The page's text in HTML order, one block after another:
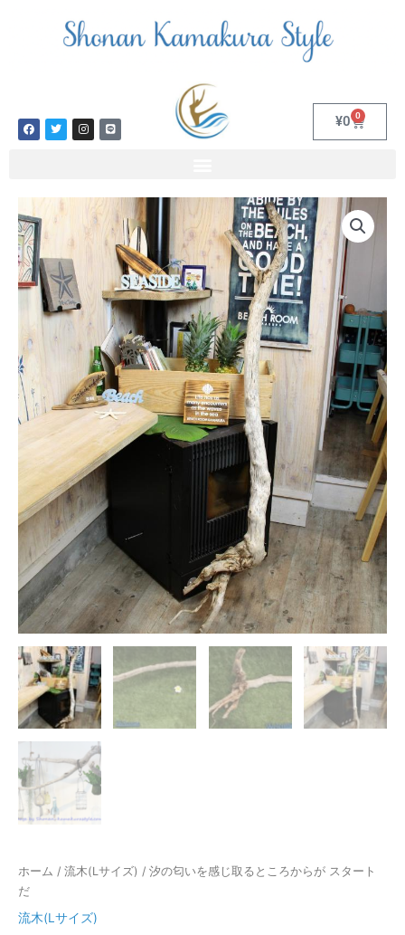
F
a
c
k
T
w
i
I
n
s
a
L
i
n
¥0 0
Cart
ホーム / 流木(Lサイズ) / 汐の匂いを感じ取るところからが スタート
だ
流木(Lサイズ)